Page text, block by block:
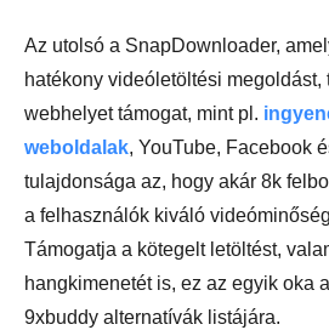
Az utolsó a SnapDownloader,
hatékony videóletöltési megoldást,
webhelyet támogat, mint pl.
weboldalak, YouTube, Facebook
tulajdonsága az, hogy akár 8k
a felhasználók kiváló
Támogatja a kötegelt letöltést,
hangkimenetét is, ez az egyik oka
9xbuddy alternatívák listájára.